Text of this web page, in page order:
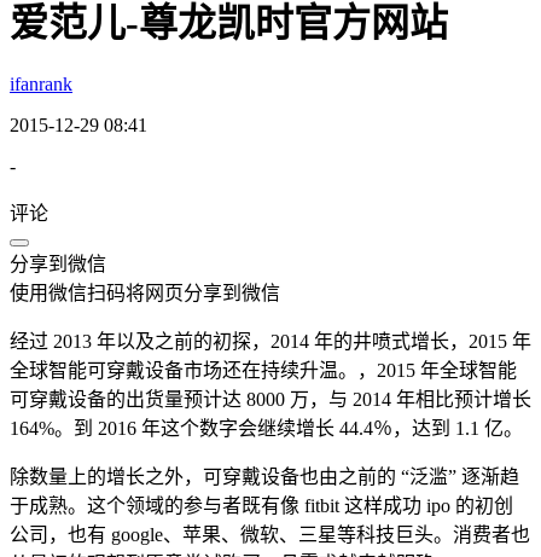
爱范儿-尊龙凯时官方网站
ifanrank
2015-12-29 08:41
-
评论
分享到微信
使用微信扫码将网页分享到微信
经过 2013 年以及之前的初探，2014 年的井喷式增长，2015 年
全球智能可穿戴设备市场还在持续升温。，2015 年全球智能
可穿戴设备的出货量预计达 8000 万，与 2014 年相比预计增长
164%。到 2016 年这个数字会继续增长 44.4％，达到 1.1 亿。
除数量上的增长之外，可穿戴设备也由之前的 “泛滥” 逐渐趋
于成熟。这个领域的参与者既有像 fitbit 这样成功 ipo 的初创
公司，也有 google、苹果、微软、三星等科技巨头。消费者也